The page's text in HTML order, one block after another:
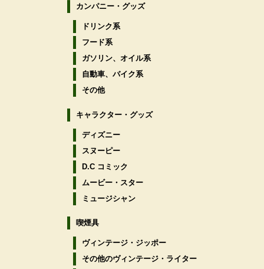
カンパニー・グッズ
ドリンク系
フード系
ガソリン、オイル系
自動車、バイク系
その他
キャラクター・グッズ
ディズニー
スヌーピー
D.C コミック
ムービー・スター
ミュージシャン
喫煙具
ヴィンテージ・ジッポー
その他のヴィンテージ・ライター